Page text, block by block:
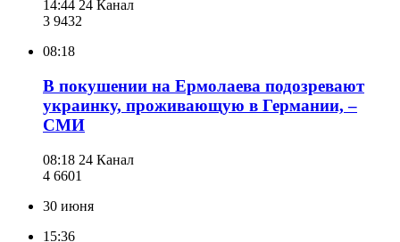
14:44 24 Канал
3 9432
08:18
В покушении на Ермолаева подозревают
украинку, проживающую в Германии, –
СМИ
08:18 24 Канал
4 6601
30 июня
15:36